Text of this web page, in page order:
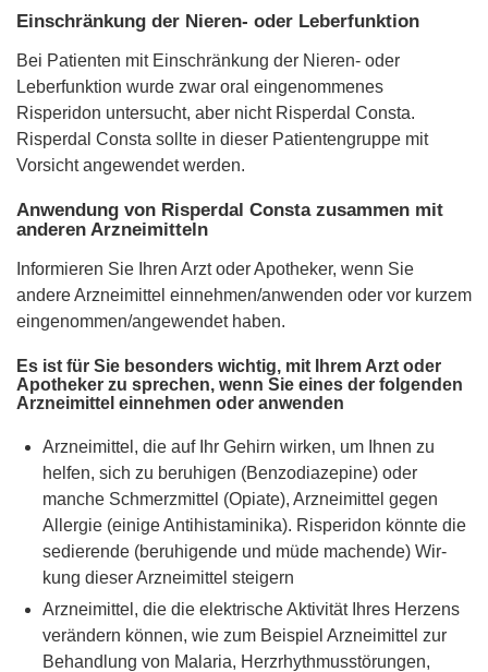
Einschränkung der Nieren- oder Leberfunktion
Bei Patienten mit Einschränkung der Nieren- oder
Leberfunktion wurde zwar oral eingenommenes
Risperidon untersucht, aber nicht Risperdal Consta.
Risperdal Consta sollte in dieser Patientengruppe mit
Vorsicht angewendet werden.
Anwendung von Risperdal Consta zusammen mit
anderen Arzneimitteln
Informieren Sie Ihren Arzt oder Apotheker, wenn Sie
andere Arzneimittel einnehmen/anwenden oder vor kurzem
eingenommen/angewendet haben.
Es ist für Sie besonders wichtig, mit Ihrem Arzt oder
Apotheker zu sprechen, wenn Sie eines der folgenden
Arzneimittel einnehmen oder anwenden
Arzneimittel, die auf Ihr Gehirn wirken, um Ihnen zu
helfen, sich zu beruhigen (Benzodiazepine) oder
manche Schmerzmittel (Opiate), Arzneimittel gegen
Allergie (einige Antihistaminika). Risperidon könnte die
sedierende (beruhigende und müde machende) Wir-
kung dieser Arzneimittel steigern
Arzneimittel, die die elektrische Aktivität Ihres Herzens
verändern können, wie zum Beispiel Arzneimittel zur
Behandlung von Malaria, Herzrhythmusstörungen,